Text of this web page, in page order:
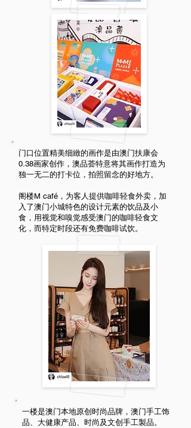
门口位置精美细緻的画作是由澳门扶康会
0.38画家创作，澳品荟特意将其画作打造为
独一无二的打卡位，拍照留念的好地方。
阁楼M café，为客人提供咖啡轻食外卖，加
入了澳门小城特色的设计元素的饮品及小
食，用视觉和嗅觉感受澳门的咖啡轻食文
化，而特定时段还有免费咖啡试饮。
一楼是澳门本地原创时尚品牌，澳门手工饰
品、大健康产品、时尚及文创手工製品。